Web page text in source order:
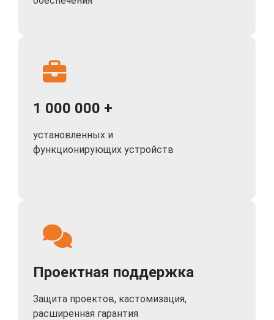
1 000 000 +
установленных и
функционирующих устройств
Проектная поддержка
Защита проектов, кастомизация,
расширенная гарантия